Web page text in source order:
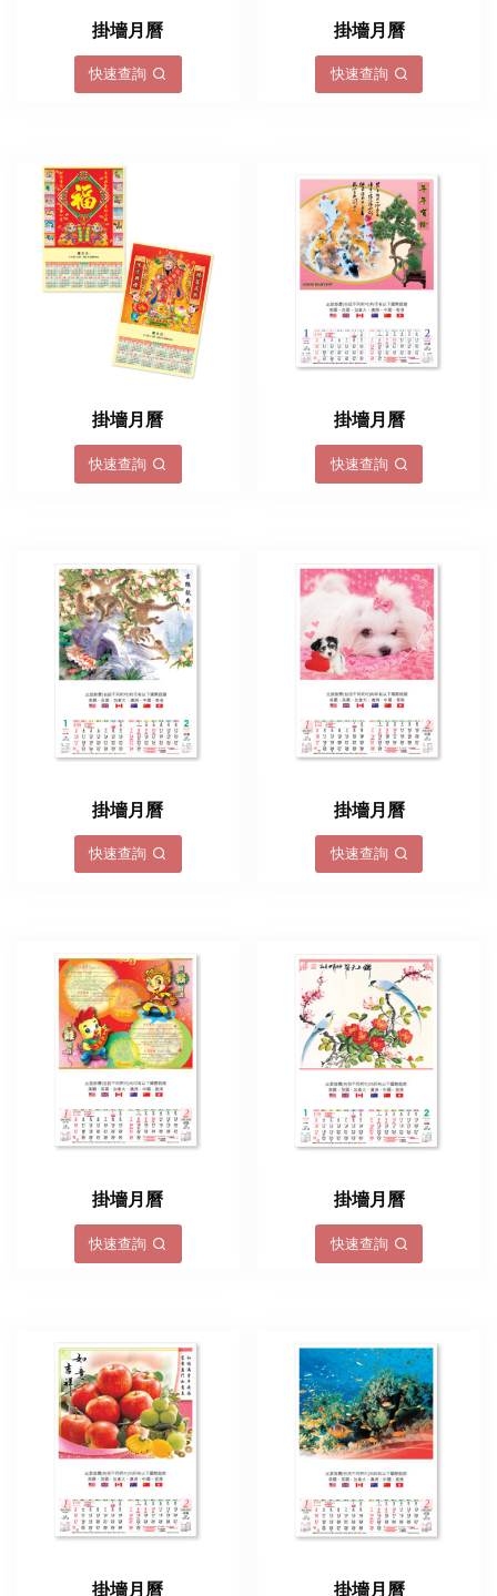
掛墻月曆
快速查詢
掛墻月曆
快速查詢
掛墻月曆
快速查詢
掛墻月曆
快速查詢
掛墻月曆
快速查詢
掛墻月曆
快速查詢
掛墻月曆
快速查詢
掛墻月曆
快速查詢
掛墻月曆 掛墻月曆